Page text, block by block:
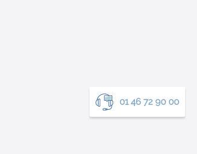
01 46 72 90 00